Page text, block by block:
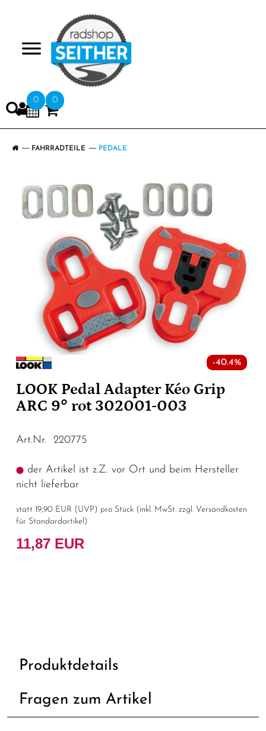
0 0
FAHRRADTEILE PEDALE
-40.4%
LOOK Pedal Adapter Kéo Grip
ARC 9° rot 302001-003
Art.Nr. 220775
der Artikel ist z.Z. vor Ort und beim Hersteller
nicht lieferbar
statt 19,90 EUR ( UVP ) pro Stück (inkl. MwSt. zzgl. Versandkosten
für Standardartikel )
11,87 EUR
Produktdetails
Fragen zum Artikel